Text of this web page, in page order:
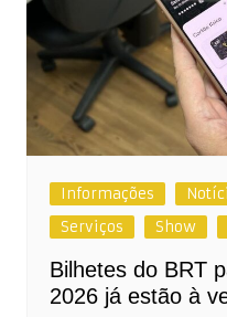
Informações
Serviços
Show
Bilhetes do BRT
2026 já estão à